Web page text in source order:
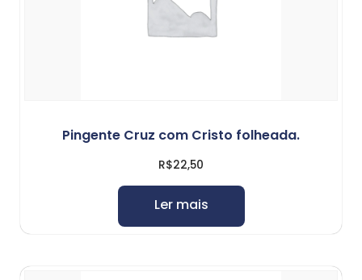
Pingente Cruz com Cristo folheada.
R$22,50
Ler mais